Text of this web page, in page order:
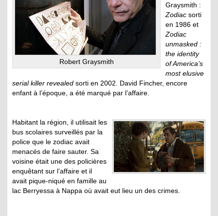
Robert Graysmith
Graysmith :
Zodiac sorti
en 1986 et
Zodiac
unmasked :
the identity
of America’s
most elusive
serial killer revealed sorti en 2002. David Fincher, encore
enfant à l’époque, a été marqué par l’affaire.
Habitant la région, il utilisait les
bus scolaires surveillés par la
police que le zodiac avait
menacés de faire sauter. Sa
voisine était une des policières
enquêtant sur l’affaire et il
avait pique-niqué en famille au
lac Berryessa à Nappa où avait eut lieu un des crimes.